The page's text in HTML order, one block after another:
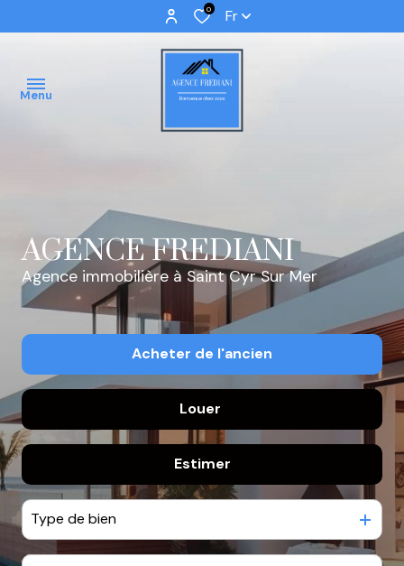
0 Fr
Menu
VENTES
IMMOBILIER
PROFFESSIONNEL
IMMOBILIER
BIENS
VENDUS
NOTRE
AGENCE
CONTACT
AGENCE FREDIANI
Agence immobilière à Saint Cyr Sur Mer
Acheter de l'ancien
Louer
De l'immo pro
Estimer
Type de bien